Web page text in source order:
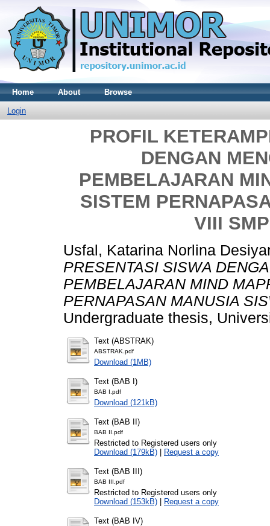
Home About Browse
Login
PROFIL
DENGAN
PEMBELAJARAN
SISTEM
VIII
Usfal, Katarina Norlina
PRESENTASI SISWA
PEMBELAJARAN MIND
PERNAPASAN MANUSIA
Undergraduate thesis,
Text (ABSTRAK)
ABSTRAK.pdf
Download (1MB)
Text (BAB I)
BAB I.pdf
Download (121kB)
Text (BAB II)
BAB II.pdf
Restricted to Registered users only
Download (179kB) | Request a copy
Text (BAB III)
BAB III.pdf
Restricted to Registered users only
Download (153kB) | Request a copy
Text (BAB IV)